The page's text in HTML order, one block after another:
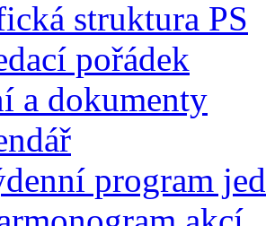
struktura PS
pořádek
a dokumenty
program